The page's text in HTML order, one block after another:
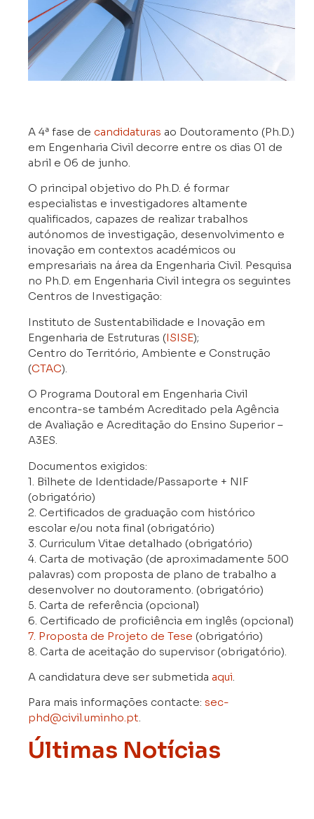
A 4ª fase de candidaturas ao Doutoramento (Ph.D.)
em Engenharia Civil decorre entre os dias 01 de
abril e 06 de junho.
O principal objetivo do Ph.D. é formar
especialistas e investigadores altamente
qualificados, capazes de realizar trabalhos
autónomos de investigação, desenvolvimento e
inovação em contextos académicos ou
empresariais na área da Engenharia Civil. Pesquisa
no Ph.D. em Engenharia Civil integra os seguintes
Centros de Investigação:
Instituto de Sustentabilidade e Inovação em
Engenharia de Estruturas (ISISE);
Centro do Território, Ambiente e Construção
(CTAC).
O Programa Doutoral em Engenharia Civil
encontra-se também Acreditado pela Agência
de Avaliação e Acreditação do Ensino Superior –
A3ES.
Documentos exigidos:
1. Bilhete de Identidade/Passaporte + NIF
(obrigatório)
2. Certificados de graduação com histórico
escolar e/ou nota final (obrigatório)
3. Curriculum Vitae detalhado (obrigatório)
4. Carta de motivação (de aproximadamente 500
palavras) com proposta de plano de trabalho a
desenvolver no doutoramento. (obrigatório)
5. Carta de referência (opcional)
6. Certificado de proficiência em inglês (opcional)
7. Proposta de Projeto de Tese (obrigatório)
8. Carta de aceitação do supervisor (obrigatório).
A candidatura deve ser submetidaaqui.
Para mais informações contacte: sec-
phd@civil.uminho.pt.
Últimas Notícias